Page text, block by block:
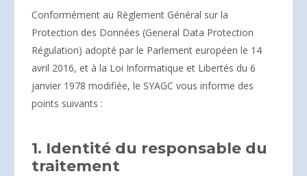
Conformément au Règlement Général sur la
Protection des Données (General Data Protection
Régulation) adopté par le Parlement européen le 14
avril 2016, et à la Loi Informatique et Libertés du 6
janvier 1978 modifiée, le SYAGC vous informe des
points suivants :
1. Identité du responsable du
traitement